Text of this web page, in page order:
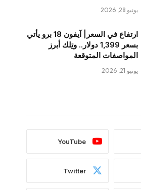
يونيو 28, 2026
ارتفاع في السعر| آيفون 18 برو يأتي
بسعر 1,399 دولار.. وتِلك أبرز
المواصفات المتوقعة
يونيو 21, 2026
YouTube
Twitter